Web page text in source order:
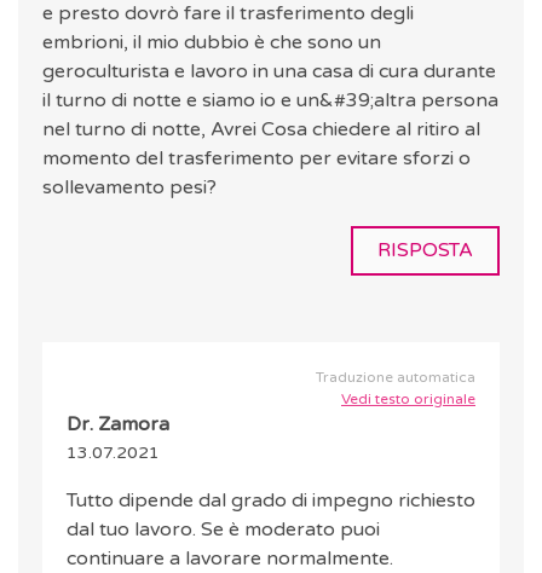
e presto dovrò fare il trasferimento degli
embrioni, il mio dubbio è che sono un
geroculturista e lavoro in una casa di cura durante
il turno di notte e siamo io e un&#39;altra persona
nel turno di notte, Avrei Cosa chiedere al ritiro al
momento del trasferimento per evitare sforzi o
sollevamento pesi?
RISPOSTA
Traduzione automatica
Vedi testo originale
Dr. Zamora
13.07.2021
Tutto dipende dal grado di impegno richiesto
dal tuo lavoro. Se è moderato puoi
continuare a lavorare normalmente.